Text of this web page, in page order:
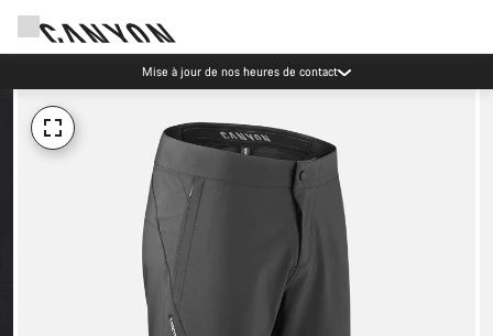
Mise à jour de nos heures de contact